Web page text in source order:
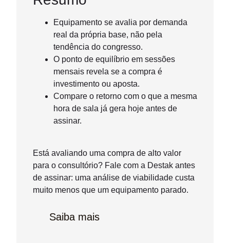
Equipamento se avalia por demanda
real da própria base, não pela
tendência do congresso.
O ponto de equilíbrio em sessões
mensais revela se a compra é
investimento ou aposta.
Compare o retorno com o que a mesma
hora de sala já gera hoje antes de
assinar.
Está avaliando uma compra de alto valor
para o consultório? Fale com a Destak antes
de assinar: uma análise de viabilidade custa
muito menos que um equipamento parado.
Saiba mais